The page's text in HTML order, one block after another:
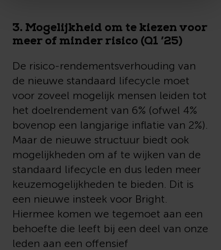
3. Mogelijkheid om te kiezen voor
meer of minder risico (Q1 ’25)
De risico-rendementsverhouding van
de nieuwe standaard lifecycle moet
voor zoveel mogelijk mensen leiden tot
het doelrendement van 6% (ofwel 4%
bovenop een langjarige inflatie van 2%).
Maar de nieuwe structuur biedt ook
mogelijkheden om af te wijken van de
standaard lifecycle en dus leden meer
keuzemogelijkheden te bieden. Dit is
een nieuwe insteek voor Bright.
Hiermee komen we tegemoet aan een
behoefte die leeft bij een deel van onze
leden aan een offensief